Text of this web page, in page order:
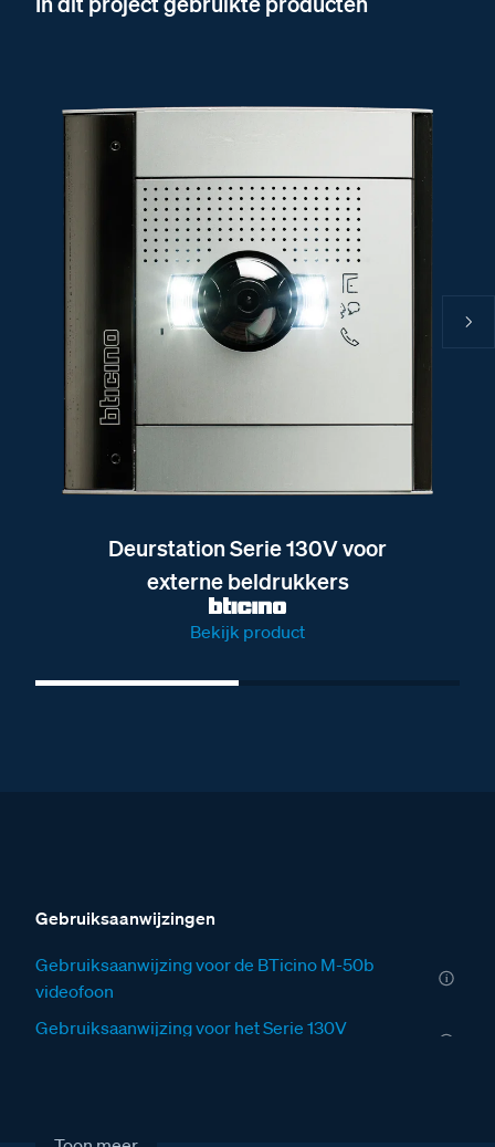
Deurstation Serie 130V voor
externe beldrukkers
Bekijk product
Gebruiksaanwijzingen
Gebruiksaanwijzing voor de BTicino M-50b
videofoon
Gebruiksaanwijzing voor het Serie 130V
Installatiewijzer tweedraads systeem video